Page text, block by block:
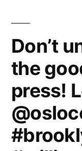
Don’t
the
press!